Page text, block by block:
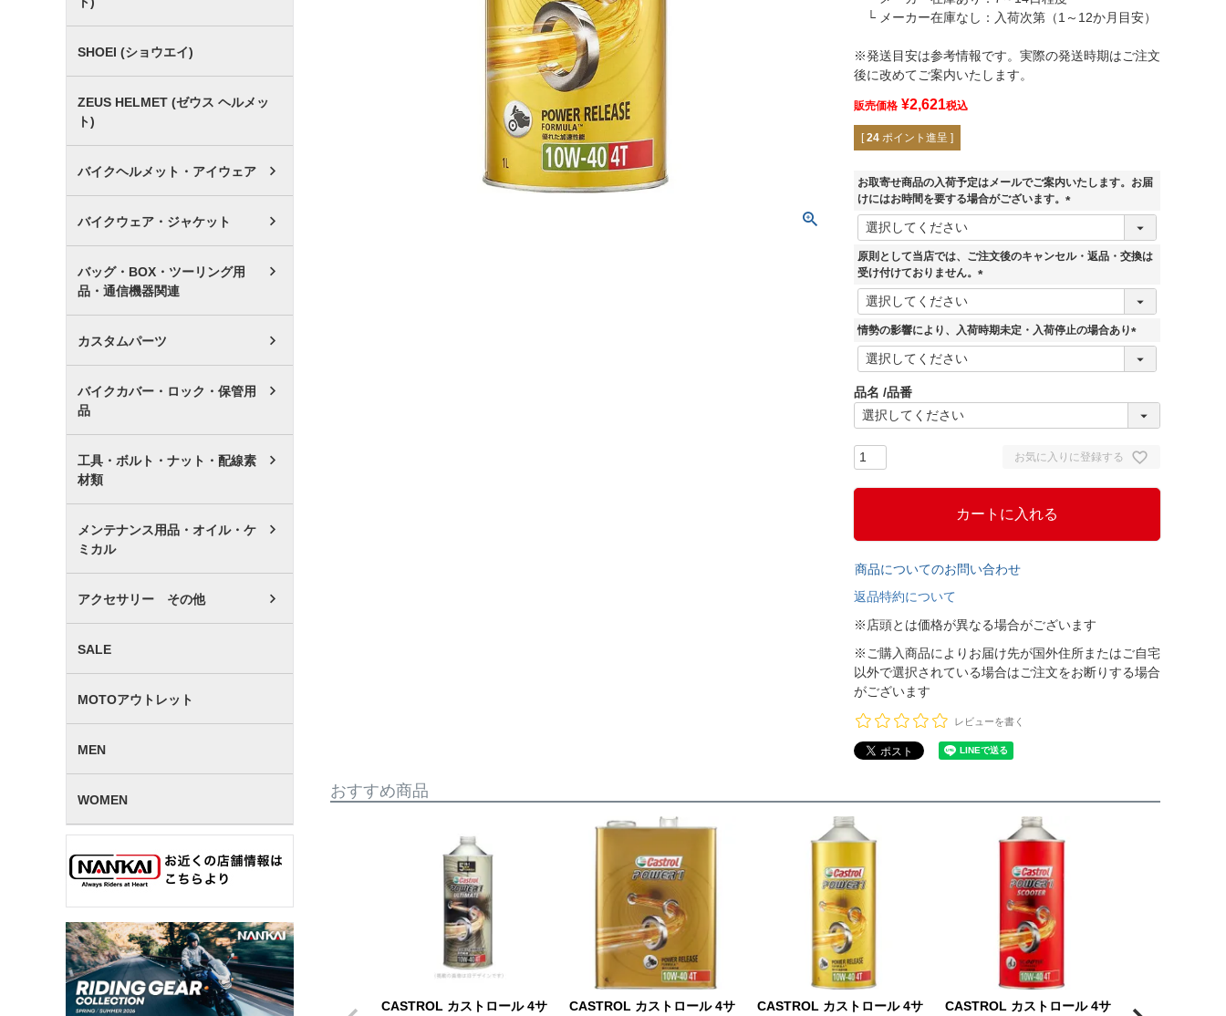
SHOEI (ショウエイ)
ZEUS HELMET (ゼウス ヘルメッ
ト)
バイクヘルメット・アイウェア
バイクウェア・ジャケット
バッグ・BOX・ツーリング用
品・通信機器関連
カスタムパーツ
バイクカバー・ロック・保管用
品
工具・ボルト・ナット・配線素
材類
メンテナンス用品・オイル・ケ
ミカル
アクセサリー その他
SALE
MOTOアウトレット
MEN
WOMEN
└ メーカー在庫なし：入荷次第（1～12か月目安）
※発送目安は参考情報です。実際の発送時期はご注文
後に改めてご案内いたします。
販売価格 ¥2,621税込
[ 24 ポイント進呈 ]
お取寄せ商品の入荷予定はメールでご案内いたします。お届
けにはお時間を要する場合がございます。
(
須
原則として当店では、ご注文後のキャンセル・返品・交換は
受け付けておりません。
(
須
情勢の影響により、入荷時期未定・入荷停止の場合あり
(
)
品名 品番
お気に入りに登録する
カートに入れる
商品についてのお問い合わせ
返品特約について
※店頭とは価格が異なる場合がございます
※ご購入商品によりお届け先が国外住所またはご自宅
以外で選択されている場合はご注文をお断りする場合
がございます
レビューを書く
おすすめ商品
CASTROL カストロール 4サ
CASTROL カストロール 4サ
CASTROL カストロール 4サ
CASTROL カストロール 4サ
CASTROL カ